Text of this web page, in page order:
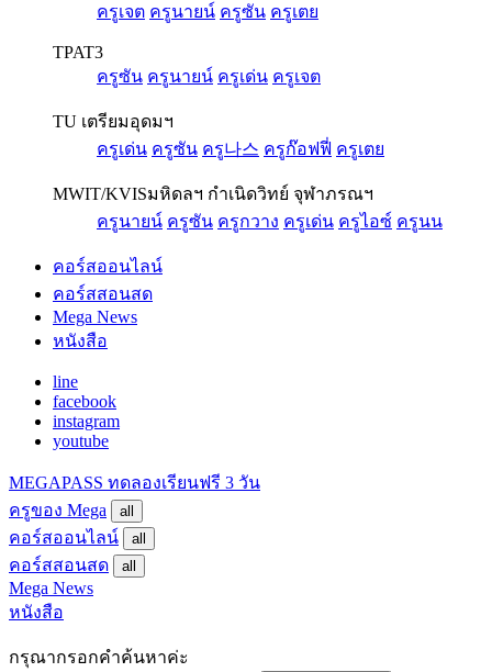
ครูเจต ครูนายน์ ครูซัน ครูเตย
TPAT3
ครูซัน ครูนายน์ ครูเด่น ครูเจต
TU เตรียมอุดมฯ
ครูเด่น ครูซัน ครู나스 ครูก๊อฟฟี่ ครูเตย
MWIT/KVISมหิดลฯ กำเนิดวิทย์ จุฬาภรณฯ
ครูนายน์ ครูซัน ครูกวาง ครูเด่น ครูไอซ์ ครูนน
คอร์สออนไลน์
คอร์สสอนสด
Mega News
หนังสือ
line
facebook
instagram
youtube
MEGAPASS ทดลองเรียนฟรี 3 วัน
ครูของ Mega
all
คอร์สออนไลน์ all
คอร์สสอนสด all
Mega News
หนังสือ
กรุณากรอกคำค้นหาค่ะ